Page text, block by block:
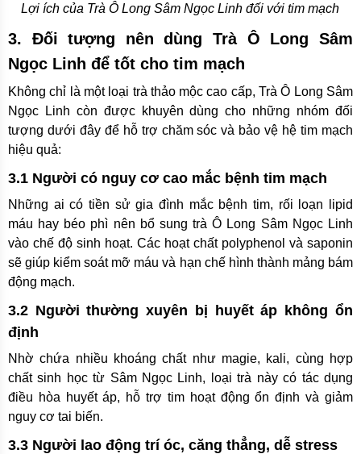
Lợi ích của Trà Ô Long Sâm Ngọc Linh đối với tim mạch
3. Đối tượng nên dùng Trà Ô Long Sâm
Ngọc Linh để tốt cho tim mạch
Không chỉ là một loại trà thảo mộc cao cấp, Trà Ô Long Sâm
Ngọc Linh còn được khuyên dùng cho những nhóm đối
tượng dưới đây để hỗ trợ chăm sóc và bảo vệ hệ tim mạch
hiệu quả:
3.1 Người có nguy cơ cao mắc bệnh tim mạch
Những ai có tiền sử gia đình mắc bệnh tim, rối loạn lipid
máu hay béo phì nên bổ sung trà Ô Long Sâm Ngọc Linh
vào chế độ sinh hoạt. Các hoạt chất polyphenol và saponin
sẽ giúp kiểm soát mỡ máu và hạn chế hình thành mảng bám
động mạch.
3.2 Người thường xuyên bị huyết áp không ổn
định
Nhờ chứa nhiều khoáng chất như magie, kali, cùng hợp
chất sinh học từ Sâm Ngọc Linh, loại trà này có tác dụng
điều hòa huyết áp, hỗ trợ tim hoạt động ổn định và giảm
nguy cơ tai biến.
3.3 Người lao động trí óc, căng thẳng, dễ stress